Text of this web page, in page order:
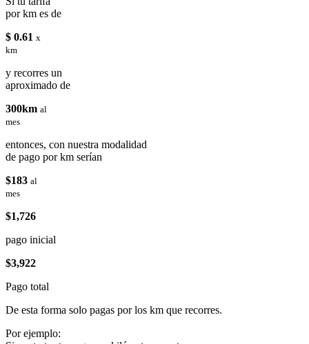
por km es de
$ 0.61 x
km
y recorres un
aproximado de
300km al
mes
entonces, con nuestra modalidad
de pago por km serían
$183 al
mes
$1,726
pago inicial
$3,922
Pago total
De esta forma solo pagas por los km que recorres.
Por ejemplo: